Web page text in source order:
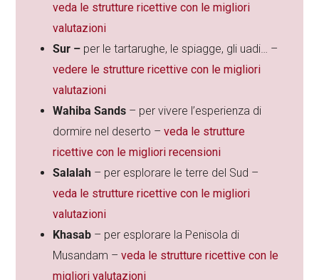
veda le strutture ricettive con le migliori
valutazioni
Sur – per le tartarughe, le spiagge, gli uadi… –
vedere le strutture ricettive con le migliori
valutazioni
Wahiba Sands – per vivere l’esperienza di
dormire nel deserto –veda le strutture
ricettive con le migliori recensioni
Salalah – per esplorare le terre del Sud –
veda le strutture ricettive con le migliori
valutazioni
Khasab – per esplorare la Penisola di
Musandam –veda le strutture ricettive con le
migliori valutazioni